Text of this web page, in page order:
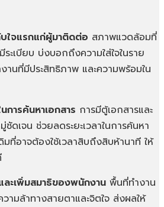
ใจแรกแก่ผู้มาติดต่อ สภาพแวดล้อมที่
ระเบียบ บ่งบอกถึงความใส่ใจในราย
านที่มีประสิทธิภาพ และความพร้อมใน
การค้นหาเอกสาร การมีตู้เอกสารและ
ดเจน ช่วยลดระยะเวลาในการค้นหา
ที่อาจต้องใช้เวลาสิบถึงสิบห้านาที ให้
ละเพิ่มสมาธิของพนักงานพื้นที่ทำงาน
ามล้าทางสายตาและจิตใจ ส่งผลให้